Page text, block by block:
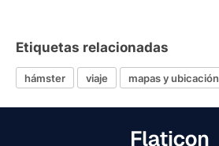
Etiquetas relacionadas
hámster viaje mapas y ubicación